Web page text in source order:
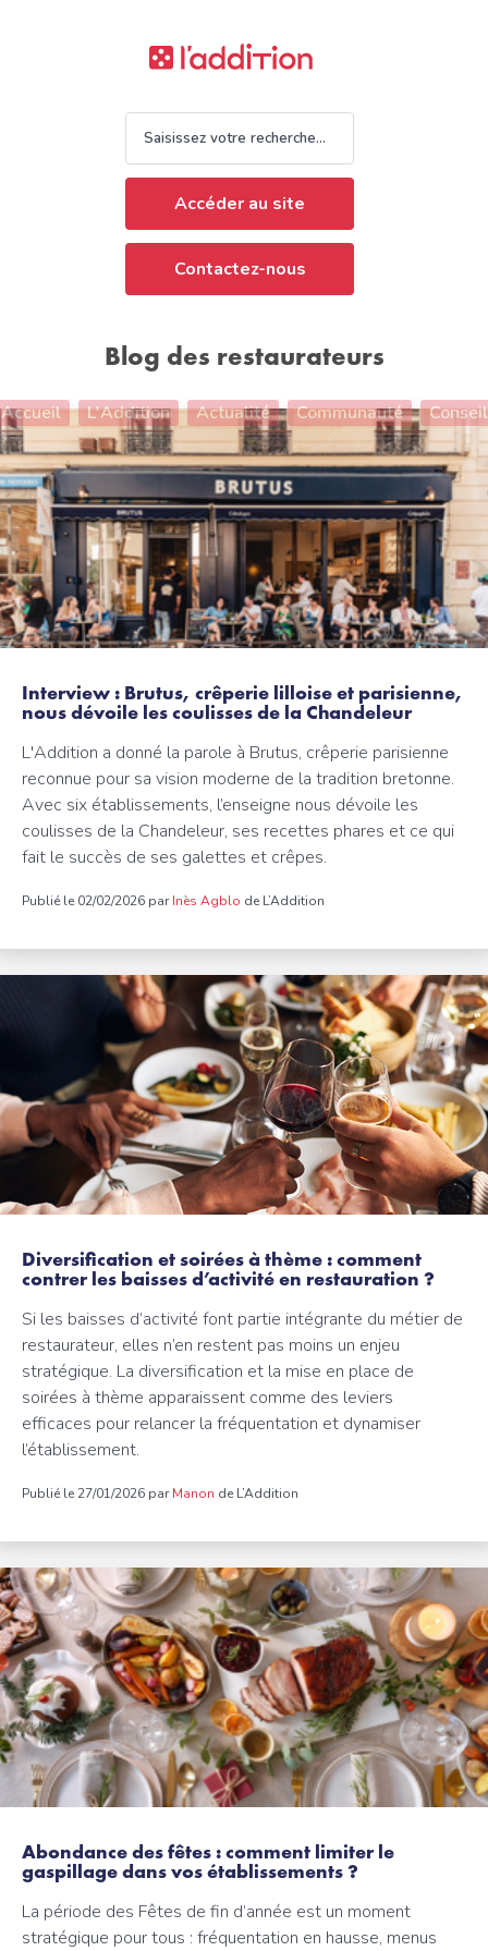
Accéder au site
Contactez-nous
Blog des restaurateurs
Accueil L'Addition Actualité Communauté Conseil
Interview : Brutus, crêperie lilloise et parisienne,
nous dévoile les coulisses de la Chandeleur
L'Addition a donné la parole à Brutus, crêperie parisienne
reconnue pour sa vision moderne de la tradition bretonne.
Avec six établissements, l’enseigne nous dévoile les
coulisses de la Chandeleur, ses recettes phares et ce qui
fait le succès de ses galettes et crêpes.
Publié le 02/02/2026 parInès Agblo de L’Addition
Diversification et soirées à thème : comment
contrer les baisses d’activité en restauration ?
Si les baisses d’activité font partie intégrante du métier de
restaurateur, elles n’en restent pas moins un enjeu
stratégique. La diversification et la mise en place de
soirées à thème apparaissent comme des leviers
efficaces pour relancer la fréquentation et dynamiser
l’établissement.
Publié le 27/01/2026 parManon de L’Addition
Abondance des fêtes : comment limiter le
gaspillage dans vos établissements ?
La période des Fêtes de fin d’année est un moment
stratégique pour tous : fréquentation en hausse, menus